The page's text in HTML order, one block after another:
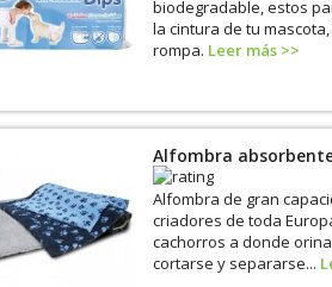
biodegradable, estos
la cintura de tu
rompa. Leer más >>
Alfombra
Alfombra de gran
criadores de toda
cachorros a donde
cortarse y separarse...